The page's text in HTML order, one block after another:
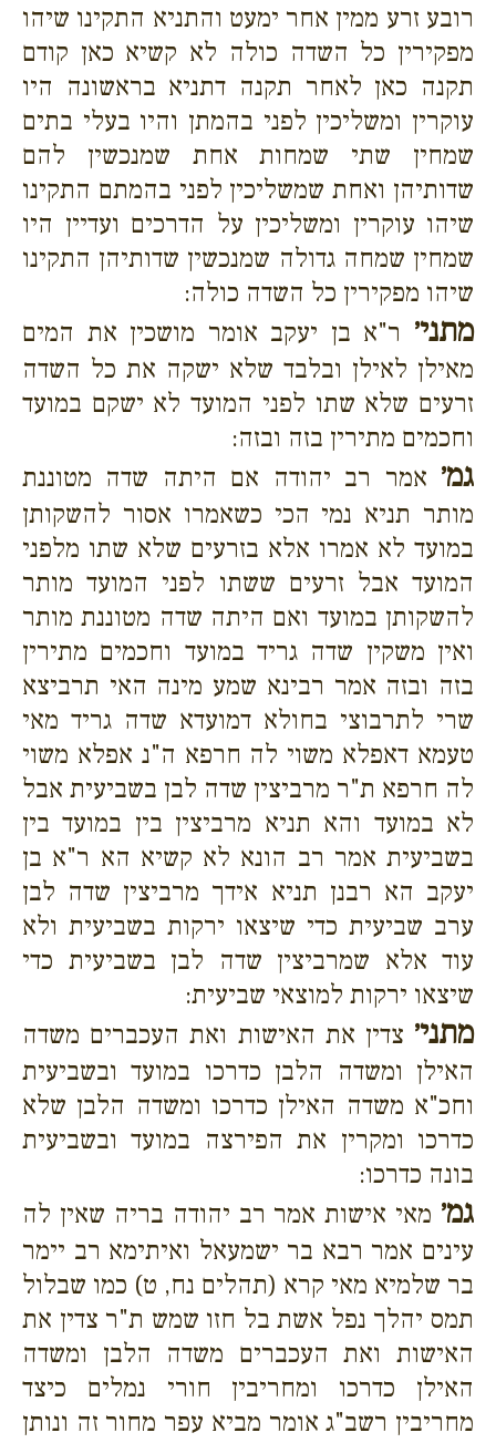
רובע זרע ממין אחר ימעט והתניא התקינו שיהו
מפקירין כל השדה כולה לא קשיא כאן קודם
תקנה כאן לאחר תקנה דתניא בראשונה היו
עוקרין ומשליכין לפני בהמתן והיו בעלי בתים
שמחין שתי שמחות אחת שמנכשין להם
שדותיהן ואחת שמשליכין לפני בהמתם התקינו
שיהו עוקרין ומשליכין על הדרכים ועדיין היו
שמחין שמחה גדולה שמנכשין שדותיהן התקינו
שיהו מפקירין כל השדה כולה:
מתני׳ ר"א בן יעקב אומר מושכין את המים
מאילן לאילן ובלבד שלא ישקה את כל השדה
זרעים שלא שתו לפני המועד לא ישקם במועד
וחכמים מתירין בזה ובזה:
גמ׳ אמר רב יהודה אם היתה שדה מטוננת
מותר תניא נמי הכי כשאמרו אסור להשקותן
במועד לא אמרו אלא בזרעים שלא שתו מלפני
המועד אבל זרעים ששתו לפני המועד מותר
להשקותן במועד ואם היתה שדה מטוננת מותר
ואין משקין שדה גריד במועד וחכמים מתירין
בזה ובזה אמר רבינא שמע מינה האי תרביצא
שרי לתרבוצי בחולא דמועדא שדה גריד מאי
טעמא דאפלא משוי לה חרפא ה"נ אפלא משוי
לה חרפא ת"ר מרביצין שדה לבן בשביעית אבל
לא במועד והא תניא מרביצין בין במועד בין
בשביעית אמר רב הונא לא קשיא הא ר"א בן
יעקב הא רבנן תניא אידך מרביצין שדה לבן
ערב שביעית כדי שיצאו ירקות בשביעית ולא
עוד אלא שמרביצין שדה לבן בשביעית כדי
שיצאו ירקות למוצאי שביעית:
מתני׳ צדין את האישות ואת העכברים משדה
האילן ומשדה הלבן כדרכו במועד ובשביעית
וחכ"א משדה האילן כדרכו ומשדה הלבן שלא
כדרכו ומקרין את הפירצה במועד ובשביעית
בונה כדרכו:
גמ׳ מאי אישות אמר רב יהודה בריה שאין לה
עינים אמר רבא בר ישמעאל ואיתימא רב יימר
בר שלמיא מאי קרא (תהלים נח, ט) כמו שבלול
תמס יהלך נפל אשת בל חזו שמש ת"ר צדין את
האישות ואת העכברים משדה הלבן ומשדה
האילן כדרכו ומחריבין חורי נמלים כיצד
מחריבין רשב"ג אומר מביא עפר מחור זה ונותן